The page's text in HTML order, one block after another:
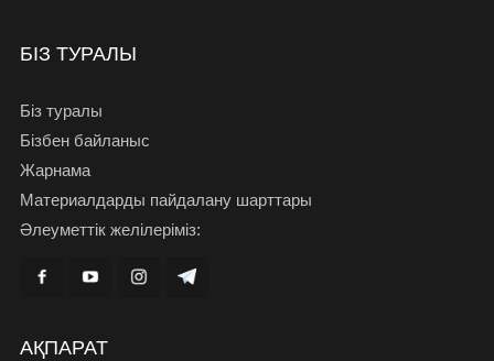
БІЗ ТУРАЛЫ
Біз туралы
Бізбен байланыс
Жарнама
Материалдарды пайдалану шарттары
Әлеуметтік желілеріміз:
АҚПАРАТ